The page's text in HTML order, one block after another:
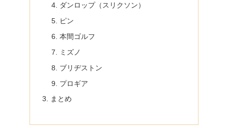
ダンロップ（スリクソン）
ピン
本間ゴルフ
ミズノ
ブリヂストン
プロギア
まとめ